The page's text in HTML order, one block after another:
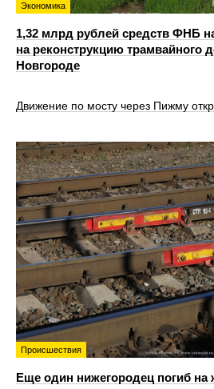
Экономика
1,32 млрд рублей средств ФНБ
на реконструкцию трамвайного
Новгороде
Движение по мосту через Пижму
Происшествия
Еще один нижегородец погиб на